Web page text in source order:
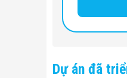
Dự án đã